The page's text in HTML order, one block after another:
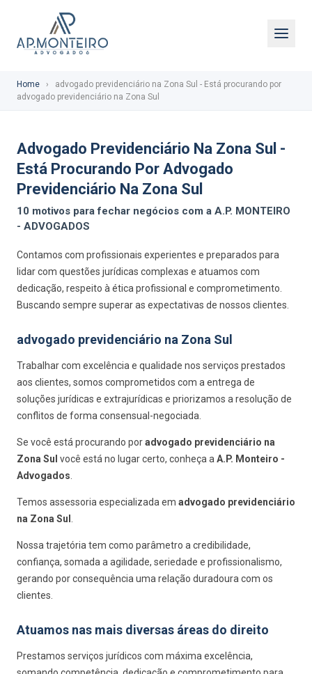
Home ›
advogado previdenciário na Zona Sul - Está procurando por
advogado previdenciário na Zona Sul
Advogado Previdenciário Na Zona Sul -
Está Procurando Por Advogado
Previdenciário Na Zona Sul
10 motivos para fechar negócios com a A.P. MONTEIRO
- ADVOGADOS
Contamos com profissionais experientes e preparados para
lidar com questões jurídicas complexas e atuamos com
dedicação, respeito à ética profissional e comprometimento.
Buscando sempre superar as expectativas de nossos clientes.
advogado previdenciário na Zona Sul
Trabalhar com excelência e qualidade nos serviços prestados
aos clientes, somos comprometidos com a entrega de
soluções jurídicas e extrajurídicas e priorizamos a resolução de
conflitos de forma consensual-negociada.
Se você está procurando poradvogado previdenciário na
Zona Sul você está no lugar certo, conheça a A.P. Monteiro -
Advogados
Temos assessoria especializada em advogado previdenciário
na Zona Sul
Nossa trajetória tem como parâmetro a credibilidade,
confiança, somada a agilidade, seriedade e profissionalismo,
gerando por consequência uma relação duradoura com os
clientes.
Atuamos nas mais diversas áreas do direito
Prestamos serviços jurídicos com máxima excelência,